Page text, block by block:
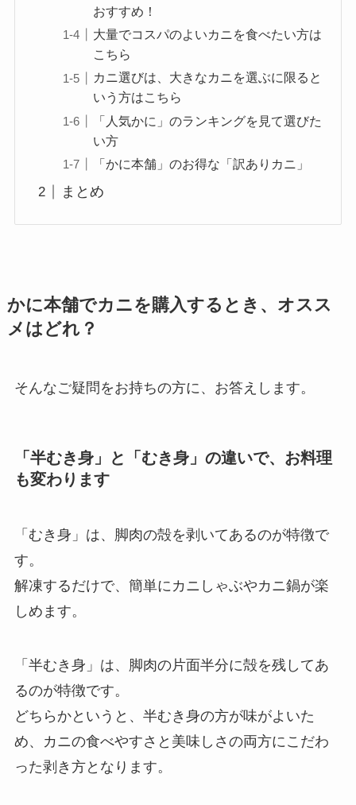
おすすめ！
大量でコスパのよいカニを食べたい方は
こちら
カニ選びは、大きなカニを選ぶに限ると
いう方はこちら
「人気かに」のランキングを見て選びた
い方
「かに本舗」のお得な「訳ありカニ」
まとめ
かに本舗でカニを購入するとき、オスス
メはどれ？
そんなご疑問をお持ちの方に、お答えします。
「半むき身」と「むき身」の違いで、お料理
も変わります
「むき身」は、脚肉の殻を剥いてあるのが特徴で
す。
解凍するだけで、簡単にカニしゃぶやカニ鍋が楽
しめます。
「半むき身」は、脚肉の片面半分に殻を残してあ
るのが特徴です。
どちらかというと、半むき身の方が味がよいた
め、カニの食べやすさと美味しさの両方にこだわ
った剥き方となります。